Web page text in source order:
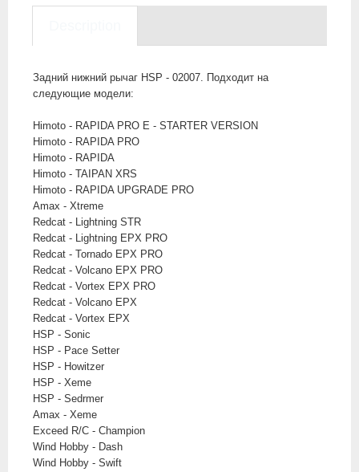
Задний нижний рычаг HSP - 02007. Подходит на
следующие модели:
Himoto - RAPIDA PRO E - STARTER VERSION
Himoto - RAPIDA PRO
Himoto - RAPIDA
Himoto - TAIPAN XRS
Himoto - RAPIDA UPGRADE PRO
Amax - Xtreme
Redcat - Lightning STR
Redcat - Lightning EPX PRO
Redcat - Tornado EPX PRO
Redcat - Volcano EPX PRO
Redcat - Vortex EPX PRO
Redcat - Volcano EPX
Redcat - Vortex EPX
HSP - Sonic
HSP - Pace Setter
HSP - Howitzer
HSP - Xeme
HSP - Sedrmer
Amax - Xeme
Exceed R/C - Champion
Wind Hobby - Dash
Wind Hobby - Swift